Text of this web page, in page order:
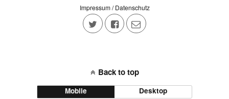
Impressum / Datenschutz
Back to top
Mobile Desktop